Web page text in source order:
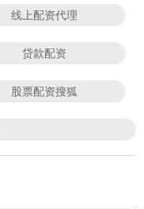
线上配资代理
贷款配资
股票配资搜狐